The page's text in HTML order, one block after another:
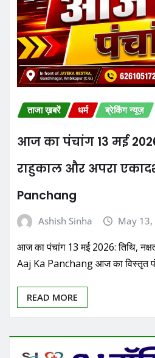
ताजा ख़बरें धर्म ब्रेकिंग न्यूज़
आज का पंचांग 13 मई
राहुकाल और अपरा
Panchang
Ashish Sinha May 13,
आज का पंचांग 13 मई 2026: तिथि,
Aaj Ka Panchang आज का विस्तृत
READ MORE